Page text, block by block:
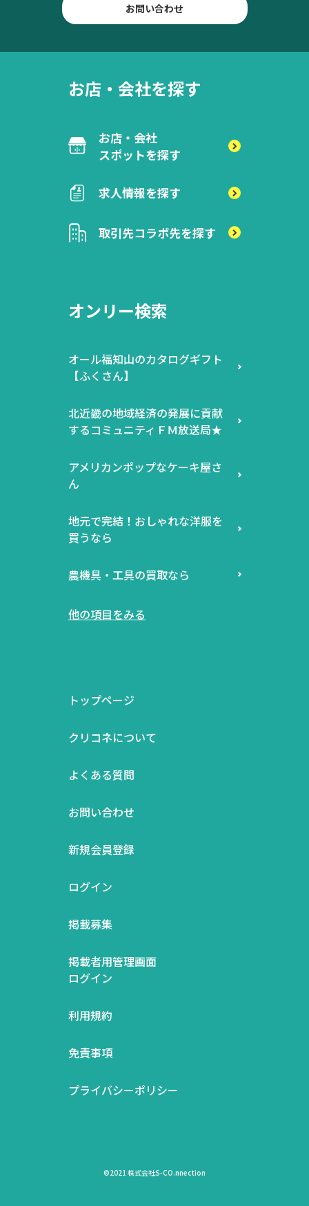
お問い合わせ
お店・会社を探す
お店・会社
スポットを探す
求人情報を探す
取引先コラボ先を探す
オンリー検索
オール福知山のカタログギフト
【ふくさん】
北近畿の地域経済の発展に貢献
するコミュニティＦＭ放送局★
アメリカンポップなケーキ屋さ
ん
地元で完結！おしゃれな洋服を
買うなら
農機具・工具の買取なら
他の項目をみる
トップページ
クリコネについて
よくある質問
お問い合わせ
新規会員登録
ログイン
掲載募集
掲載者用管理画面
ログイン
利用規約
免責事項
プライバシーポリシー
©2021 株式会社S-CO.nnection